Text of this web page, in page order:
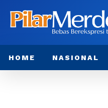
HOME NASIONAL